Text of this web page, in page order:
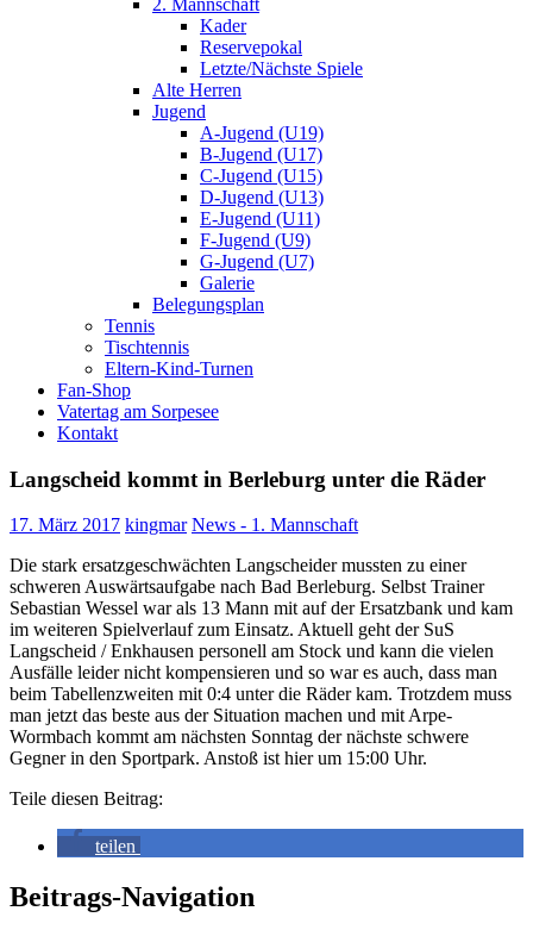
2. Mannschaft
Kader
Reservepokal
Letzte/Nächste Spiele
Alte Herren
Jugend
A-Jugend (U19)
B-Jugend (U17)
C-Jugend (U15)
D-Jugend (U13)
E-Jugend (U11)
F-Jugend (U9)
G-Jugend (U7)
Galerie
Belegungsplan
Tennis
Tischtennis
Eltern-Kind-Turnen
Fan-Shop
Vatertag am Sorpesee
Kontakt
Langscheid kommt in Berleburg unter die Räder
17. März 2017 kingmar News - 1. Mannschaft
Die stark ersatzgeschwächten Langscheider mussten zu einer
schweren Auswärtsaufgabe nach Bad Berleburg. Selbst Trainer
Sebastian Wessel war als 13 Mann mit auf der Ersatzbank und kam
im weiteren Spielverlauf zum Einsatz. Aktuell geht der SuS
Langscheid / Enkhausen personell am Stock und kann die vielen
Ausfälle leider nicht kompensieren und so war es auch, dass man
beim Tabellenzweiten mit 0:4 unter die Räder kam. Trotzdem muss
man jetzt das beste aus der Situation machen und mit Arpe-
Wormbach kommt am nächsten Sonntag der nächste schwere
Gegner in den Sportpark. Anstoß ist hier um 15:00 Uhr.
Teile diesen Beitrag:
teilen
Beitrags-Navigation